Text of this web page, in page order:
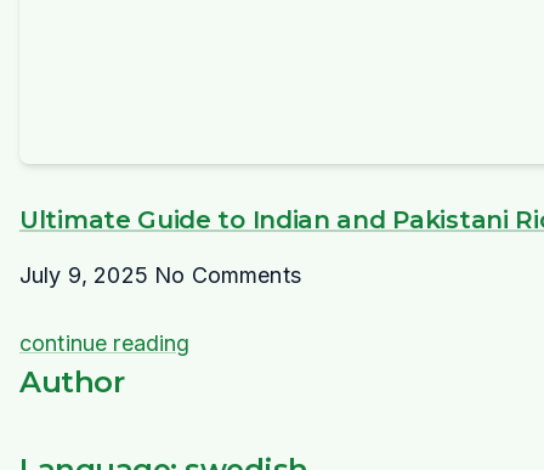
Ultimate Guide to Indian and Pakistani
July 9, 2025 No Comments
continue reading
Author